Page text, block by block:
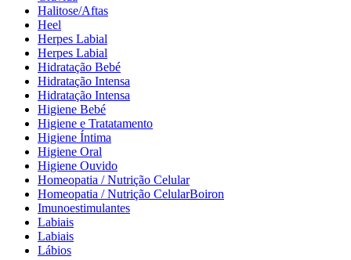
Halitose/Aftas
Heel
Herpes Labial
Herpes Labial
Hidratação Bebé
Hidratação Intensa
Hidratação Intensa
Higiene Bebé
Higiene e Tratatamento
Higiene Íntima
Higiene Oral
Higiene Ouvido
Homeopatia / Nutrição Celular
Homeopatia / Nutrição CelularBoiron
Imunoestimulantes
Labiais
Labiais
Lábios